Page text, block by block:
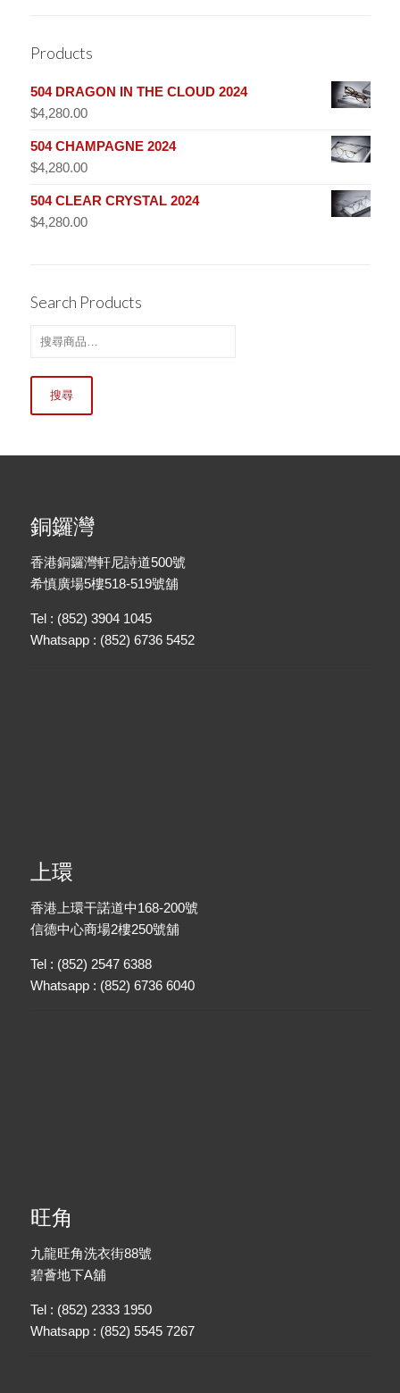
Products
504 DRAGON IN THE CLOUD 2024
$4,280.00
504 CHAMPAGNE 2024
$4,280.00
504 CLEAR CRYSTAL 2024
$4,280.00
Search Products
搜尋
銅鑼灣
香港銅鑼灣軒尼詩道500號
希慎廣場5樓518-519號舖
Tel : (852) 3904 1045
Whatsapp : (852) 6736 5452
上環
香港上環干諾道中168-200號
信德中心商場2樓250號舖
Tel : (852) 2547 6388
Whatsapp : (852) 6736 6040
旺角
九龍旺角洗衣街88號
碧薈地下A舖
Tel : (852) 2333 1950
Whatsapp : (852) 5545 7267